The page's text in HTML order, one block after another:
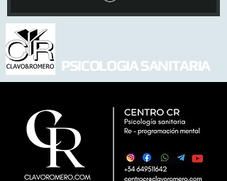
PSICOLOGIA SANITARIA